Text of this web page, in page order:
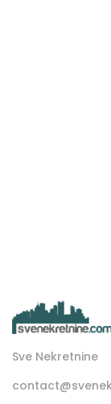
Sve Nekretnine